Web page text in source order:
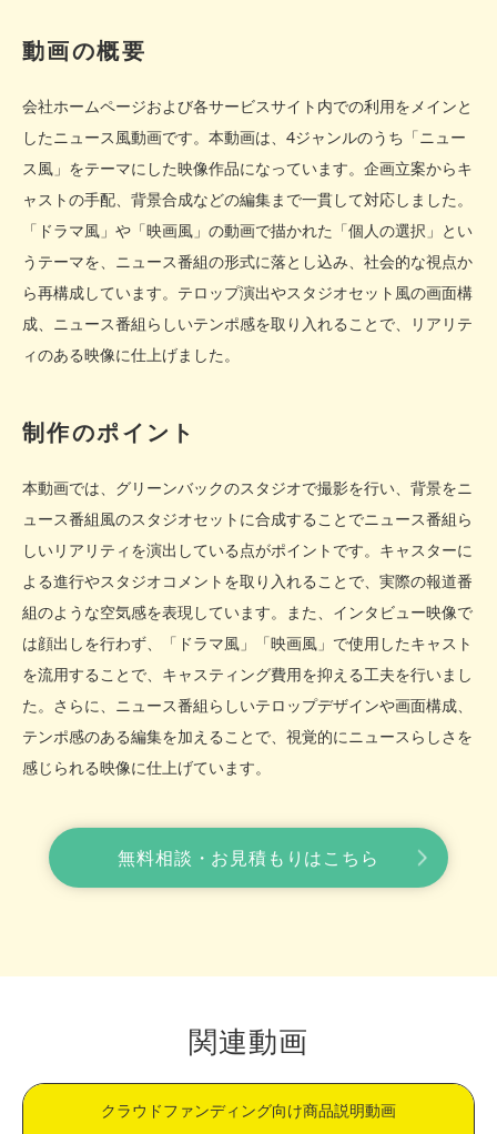
動画の概要
会社ホームページおよび各サービスサイト内での利用をメインと
したニュース風動画です。本動画は、4ジャンルのうち「ニュー
ス風」をテーマにした映像作品になっています。企画立案からキ
ャストの手配、背景合成などの編集まで一貫して対応しました。
「ドラマ風」や「映画風」の動画で描かれた「個人の選択」とい
うテーマを、ニュース番組の形式に落とし込み、社会的な視点か
ら再構成しています。テロップ演出やスタジオセット風の画面構
成、ニュース番組らしいテンポ感を取り入れることで、リアリテ
ィのある映像に仕上げました。
制作のポイント
本動画では、グリーンバックのスタジオで撮影を行い、背景をニ
ュース番組風のスタジオセットに合成することでニュース番組ら
しいリアリティを演出している点がポイントです。キャスターに
よる進行やスタジオコメントを取り入れることで、実際の報道番
組のような空気感を表現しています。また、インタビュー映像で
は顔出しを行わず、「ドラマ風」「映画風」で使用したキャスト
を流用することで、キャスティング費用を抑える工夫を行いまし
た。さらに、ニュース番組らしいテロップデザインや画面構成、
テンポ感のある編集を加えることで、視覚的にニュースらしさを
感じられる映像に仕上げています。
無料相談・お見積もりはこちら
関連動画
クラウドファンディング向け商品説明動画